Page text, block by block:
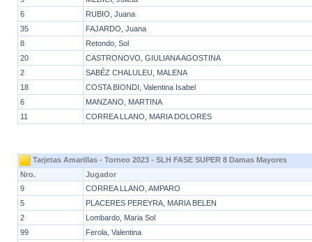
6
RUBIO, Juana
35
FAJARDO, Juana
8
Retondo, Sol
20
CASTRONOVO, GIULIANA AGOSTINA
2
SABÉZ CHALULEU, MALENA
18
COSTA BIONDI, Valentina Isabel
6
MANZANO, MARTINA
11
CORREA LLANO, MARIA DOLORES
Tarjetas Amarillas - Torneo 2023 - SLH FASE SUPER 8 Damas Mayores
Nro.
Jugador
9
CORREA LLANO, AMPARO
5
PLACERES PEREYRA, MARIA BELEN
2
Lombardo, Maria Sol
99
Ferola, Valentina